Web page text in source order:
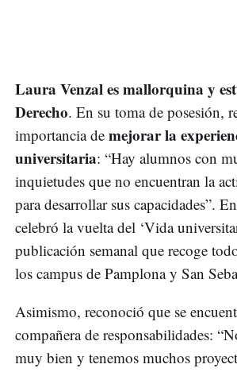
Laura Venzal es mallorquina y
Derecho. En su toma de posesión,
importancia de mejorar la
universitaria: “Hay alumnos con
inquietudes que no encuentran la
para desarrollar sus capacidades”.
celebró la vuelta del ‘Vida
publicación semanal que recoge
los campus de Pamplona y San
Asimismo, reconoció que se
compañera de responsabilidades:
muy bien y tenemos muchos